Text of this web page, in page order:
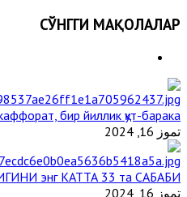
СЎНГГИ МАҚОЛАЛАР
бир йиллик қут-барака
تموز 16, 2024
энг КАТТА 33 та САБАБИ
تموز 16, 2024